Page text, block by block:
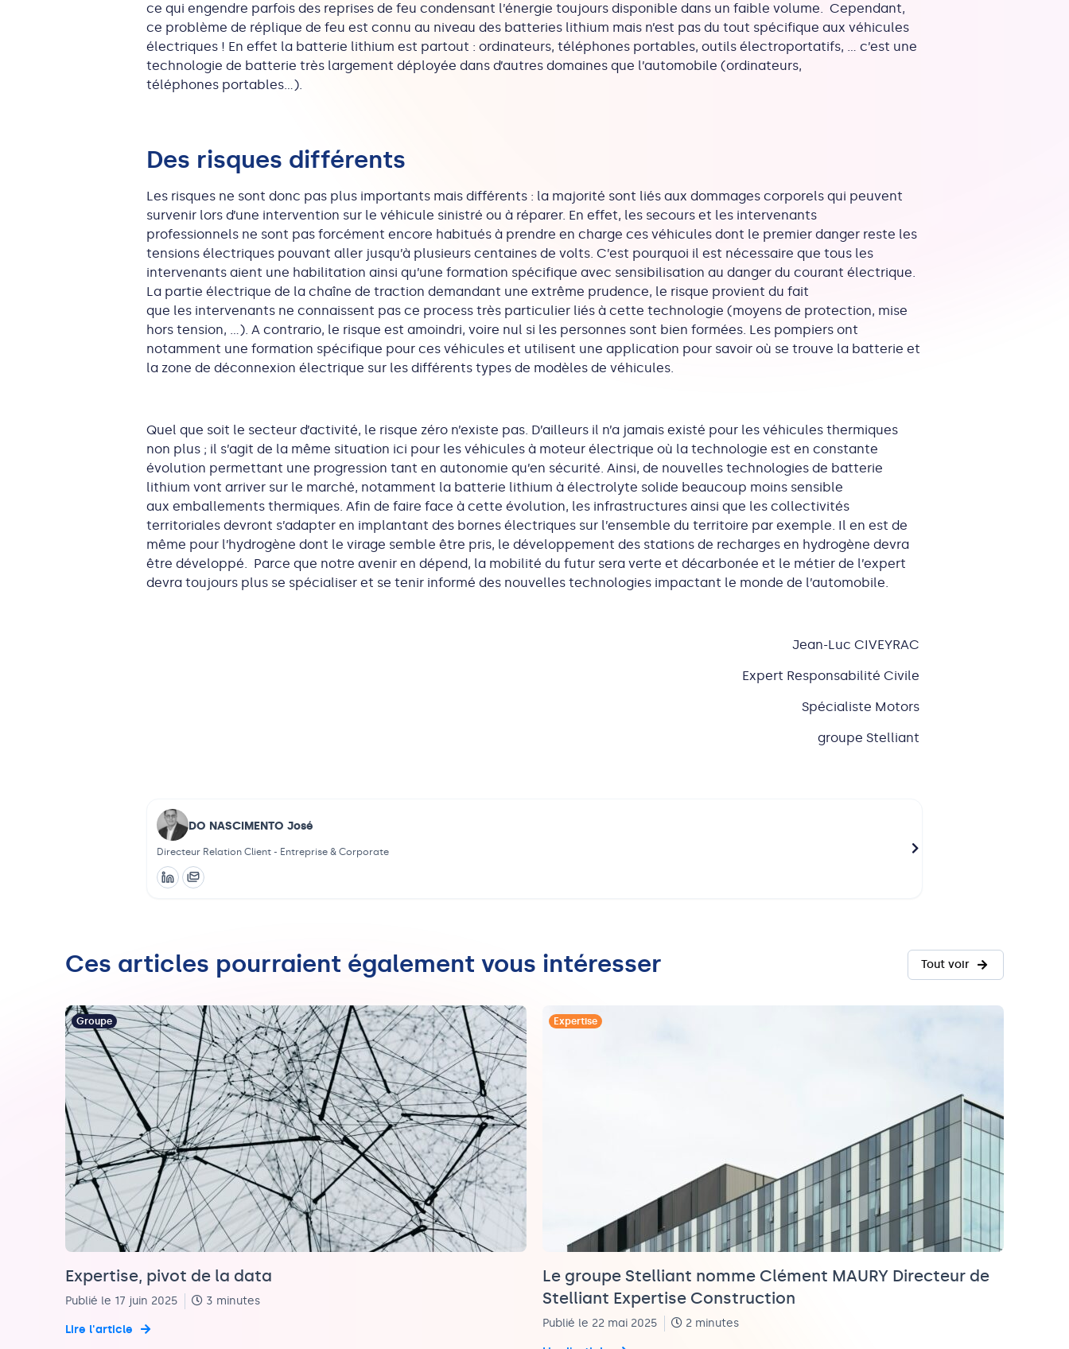
ce qui engendre parfois des reprises de feu condensant l’énergie toujours disponible dans un faible volume. Cependant,
ce problème de réplique de feu est connu au niveau des batteries lithium mais n’est pas du tout spécifique aux véhicules
électriques ! En effet la batterie lithium est partout : ordinateurs, téléphones portables, outils électroportatifs, … c’est une
technologie de batterie très largement déployée dans d’autres domaines que l’automobile (ordinateurs,
téléphones portables…).
Des risques différents
Les risques ne sont donc pas plus importants mais différents : la majorité sont liés aux dommages corporels qui peuvent
survenir lors d’une intervention sur le véhicule sinistré ou à réparer. En effet, les secours et les intervenants
professionnels ne sont pas forcément encore habitués à prendre en charge ces véhicules dont le premier danger reste les
tensions électriques pouvant aller jusqu’à plusieurs centaines de volts. C’est pourquoi il est nécessaire que tous les
intervenants aient une habilitation ainsi qu’une formation spécifique avec sensibilisation au danger du courant électrique.
La partie électrique de la chaîne de traction demandant une extrême prudence, le risque provient du fait
que les intervenants ne connaissent pas ce process très particulier liés à cette technologie (moyens de protection, mise
hors tension, …). A contrario, le risque est amoindri, voire nul si les personnes sont bien formées. Les pompiers ont
notamment une formation spécifique pour ces véhicules et utilisent une application pour savoir où se trouve la batterie et
la zone de déconnexion électrique sur les différents types de modèles de véhicules.
Quel que soit le secteur d’activité, le risque zéro n’existe pas. D’ailleurs il n’a jamais existé pour les véhicules thermiques
non plus ; il s’agit de la même situation ici pour les véhicules à moteur électrique où la technologie est en constante
évolution permettant une progression tant en autonomie qu’en sécurité. Ainsi, de nouvelles technologies de batterie
lithium vont arriver sur le marché, notamment la batterie lithium à électrolyte solide beaucoup moins sensible
aux emballements thermiques. Afin de faire face à cette évolution, les infrastructures ainsi que les collectivités
territoriales devront s’adapter en implantant des bornes électriques sur l’ensemble du territoire par exemple. Il en est de
même pour l’hydrogène dont le virage semble être pris, le développement des stations de recharges en hydrogène devra
être développé. Parce que notre avenir en dépend, la mobilité du futur sera verte et décarbonée et le métier de l’expert
devra toujours plus se spécialiser et se tenir informé des nouvelles technologies impactant le monde de l’automobile.
Jean-Luc CIVEYRAC
Expert Responsabilité Civile
Spécialiste Motors
groupe Stelliant
DO NASCIMENTO José
Directeur Relation Client - Entreprise & Corporate
Directrice Responsabilité Civile
Ces articles pourraient également vous intéresser Tout voir
Groupe
Expertise, pivot de la data
Publié le 17 juin 2025 3 minutes
Lire l'article
Expertise
Le groupe Stelliant nomme Clément MAURY Directeur de
Stelliant Expertise Construction
Publié le 22 mai 2025 2 minutes